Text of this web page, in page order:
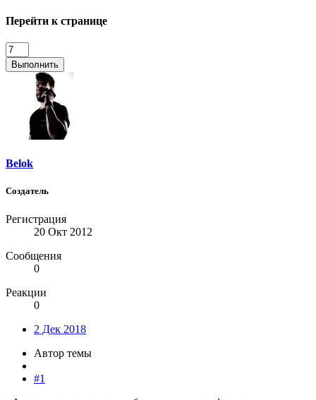
Перейти к странице
Выполнить
Belok
Создатель
Регистрация
20 Окт 2012
Сообщения
0
Реакции
0
2 Дек 2018
Автор темы
#1